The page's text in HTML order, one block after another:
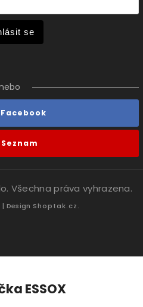
se
. Všechna práva vyhrazena.
| Design Shoptak.cz.
ESSOX